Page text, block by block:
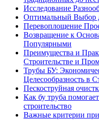
Исследование
Оптимальный Выбор
Перевоплощение
Возвращение к
Популярными
Преимущества и
Строительстве и
Трубы БУ:
Целесообразность в
Пескоструйная
Как бу труба
строительство
Важные критерии